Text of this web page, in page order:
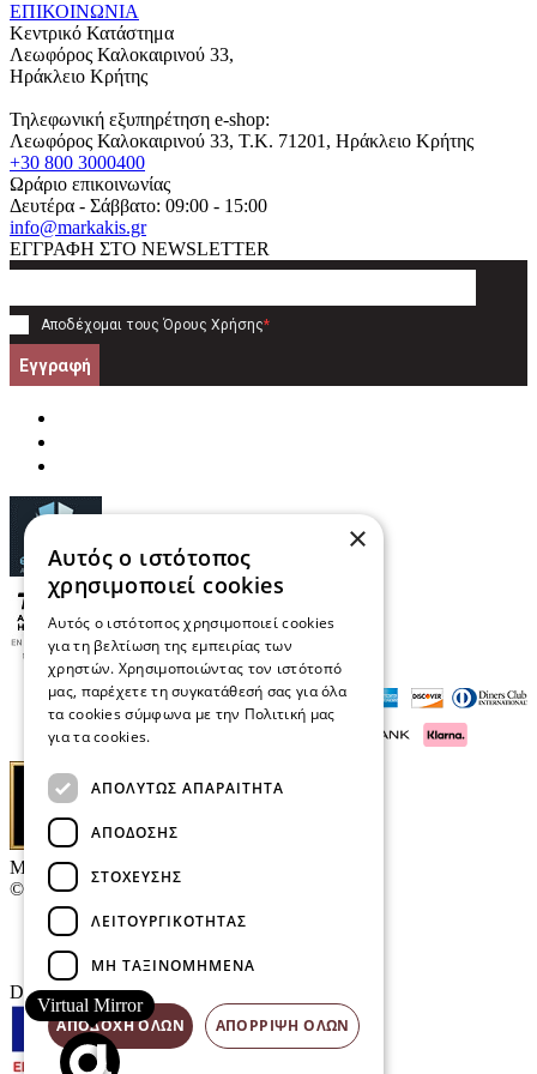
ΕΠΙΚΟΙΝΩΝΙΑ
Κεντρικό Κατάστημα
Λεωφόρος Καλοκαιρινού 33,
Ηράκλειο Κρήτης
Τηλεφωνική εξυπηρέτηση e-shop:
Λεωφόρος Καλοκαιρινού 33, T.K. 71201, Ηράκλειο Κρήτης
+30 800 3000400
Ωράριο επικοινωνίας
Δευτέρα - Σάββατο: 09:00 - 15:00
info@markakis.gr
ΕΓΓΡΑΦΗ ΣΤΟ NEWSLETTER
Αποδέχομαι τους Όρους Χρήσης*
Εγγραφή
Μαρκάκης Οπτικά
© 2026
Επικοινωνία
E-Volution Awards
Designed & developed by
Virtual Mirror
×
Αυτός ο ιστότοπος
χρησιμοποιεί cookies
Αυτός ο ιστότοπος χρησιμοποιεί cookies
για τη βελτίωση της εμπειρίας των
χρηστών. Χρησιμοποιώντας τον ιστότοπό
μας, παρέχετε τη συγκατάθεσή σας για όλα
τα cookies σύμφωνα με την Πολιτική μας
για τα cookies.
ΑΠΟΛΎΤΩΣ ΑΠΑΡΑΊΤΗΤΑ
ΑΠΌΔΟΣΗΣ
ΣΤΌΧΕΥΣΗΣ
ΛΕΙΤΟΥΡΓΙΚΌΤΗΤΑΣ
ΜΗ ΤΑΞΙΝΟΜΗΜΈΝΑ
ΑΠΟΔΟΧΉ ΌΛΩΝ ΑΠΌΡΡΙΨΗ ΌΛΩΝ